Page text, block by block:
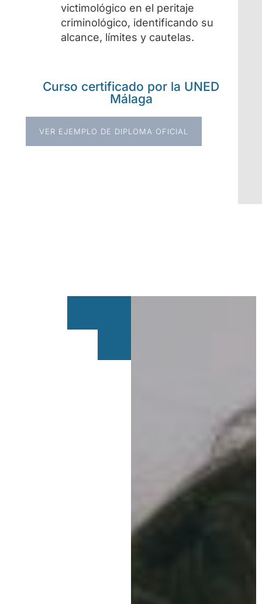
victimológico en el peritaje
criminológico, identificando su
alcance, límites y cautelas.
Curso certificado por la UNED
Málaga
VER EJEMPLO DE DIPLOMA OFICIAL